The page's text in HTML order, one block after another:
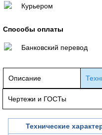
Курьером
Способы оплаты
Банковский перевод
Описание
Чертежи и ГОСТы
Технические